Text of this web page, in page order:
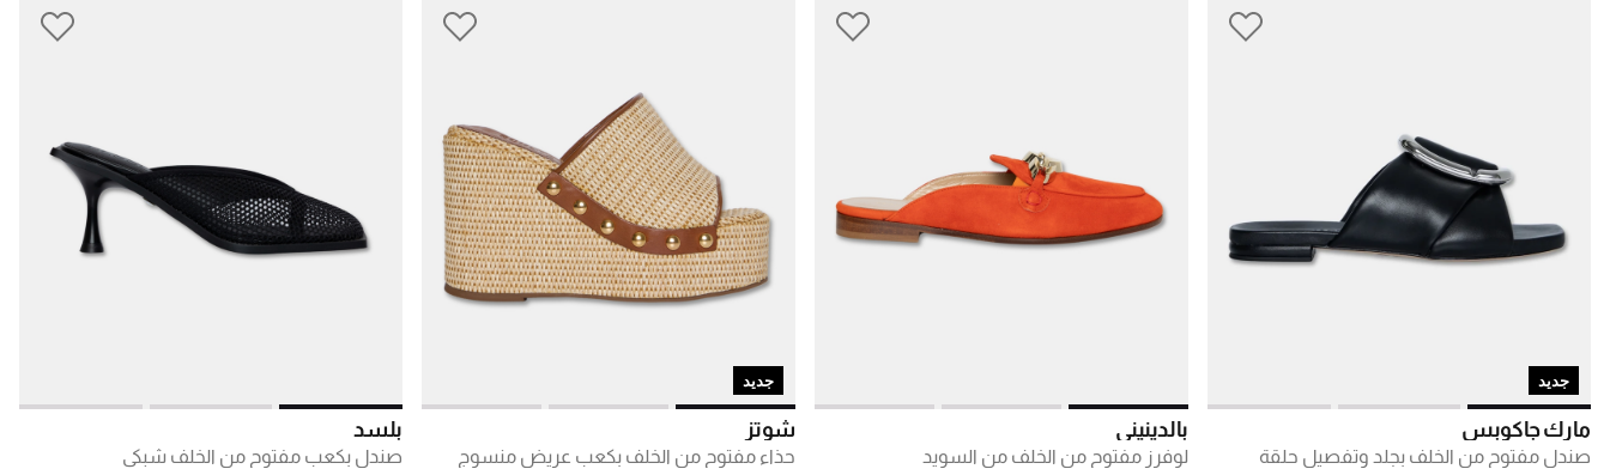
جديد
مارك جاكوبس
صندل مفتوح من الخلف بجلد وتفصيل حلقة
بالدينيني
لوفرز مفتوح من الخلف من السويد
جديد
شوتز
حذاء مفتوح من الخلف بكعب عريض منسوج
بلسد
صندل بكعب مفتوح من الخلف شبكي